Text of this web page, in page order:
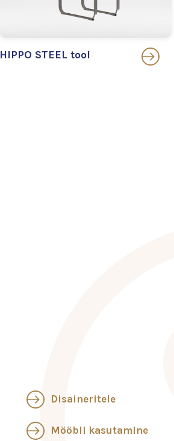
HIPPO STEEL tool
Disaineritele
Mööbli kasutamine